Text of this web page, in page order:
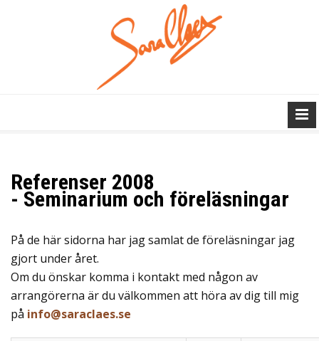
Referenser 2008
- Seminarium och föreläsningar
På de här sidorna har jag samlat de föreläsningar jag
gjort under året.
Om du önskar komma i kontakt med någon av
arrangörerna är du välkommen att höra av dig till mig
på info@saraclaes.se